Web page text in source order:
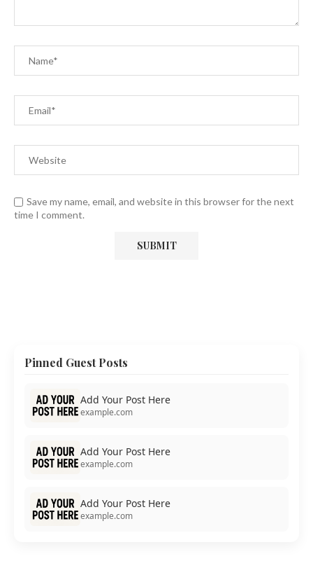
Save my name, email, and website in this browser for the next
time I comment.
Pinned Guest Posts
Add Your Post Here
example.com
Add Your Post Here
example.com
Add Your Post Here
example.com